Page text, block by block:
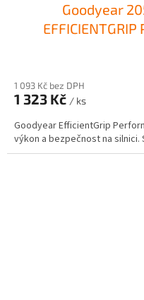
Goodyear
EFFICIENTGRIP
1 093 Kč bez DPH
1 323 Kč / ks
Goodyear EfficientGrip
výkon a bezpečnost na silnici.